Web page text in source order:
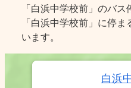
「白浜中学校前」のバ
「白浜中学校前」に停
います。
白浜